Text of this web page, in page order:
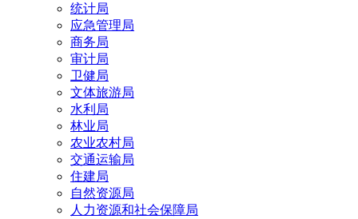
统计局
应急管理局
商务局
审计局
卫健局
文体旅游局
水利局
林业局
农业农村局
交通运输局
住建局
自然资源局
人力资源和社会保障局